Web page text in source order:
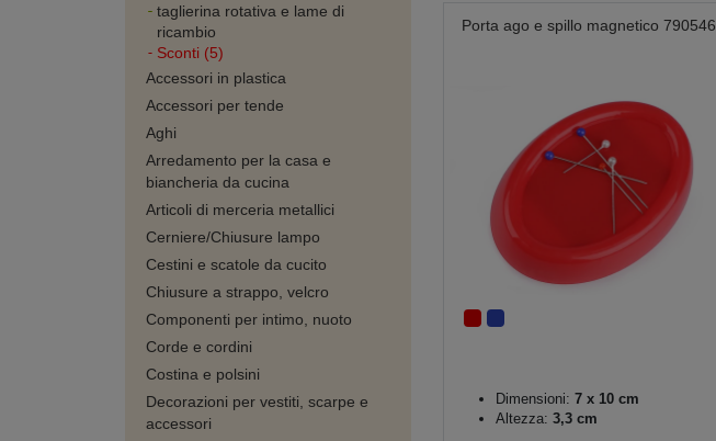
taglierina rotativa e lame di
ricambio
Sconti (5)
Accessori in plastica
Accessori per tende
Aghi
Arredamento per la casa e
biancheria da cucina
Articoli di merceria metallici
Cerniere/Chiusure lampo
Cestini e scatole da cucito
Chiusure a strappo, velcro
Componenti per intimo, nuoto
Corde e cordini
Costina e polsini
Decorazioni per vestiti, scarpe e
accessori
Porta ago e spillo magnetico 790546
Dimensioni: 7 x 10 cm
Altezza: 3,3 cm